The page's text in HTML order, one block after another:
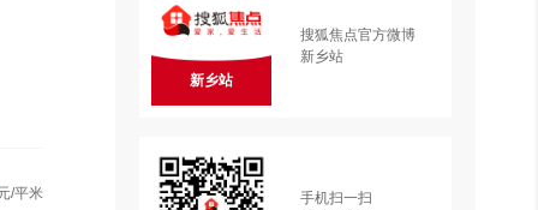
/平米
新乡站
搜狐焦点官方微博
新乡站
手机扫一扫